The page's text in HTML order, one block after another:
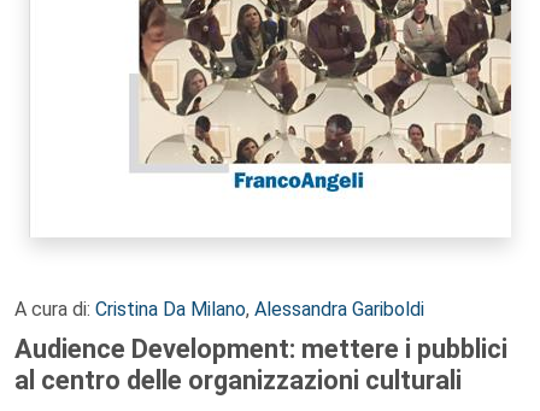
A cura di: Cristina Da Milano, Alessandra Gariboldi
Audience Development: mettere i pubblici
al centro delle organizzazioni culturali